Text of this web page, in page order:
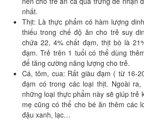
nhất.
Thịt: Là thực phẩm có hàm lượng
thiếu trong chế độ ăn cho trẻ suy
chứa 22, 4% chất đạm, thịt bò là
đạm. Trẻ trên 1 tuổi có thể dùng
để tăng cường năng lượng cho trẻ.
Cá, tôm, cua: Rất giàu đạm ( từ 16-
đạm có trong các loại thịt. Ngoài
những loại thực phẩm này sẽ giúp trẻ
mẹ cũng có thể cho bé ăn thêm các
đậu xanh, lạc…